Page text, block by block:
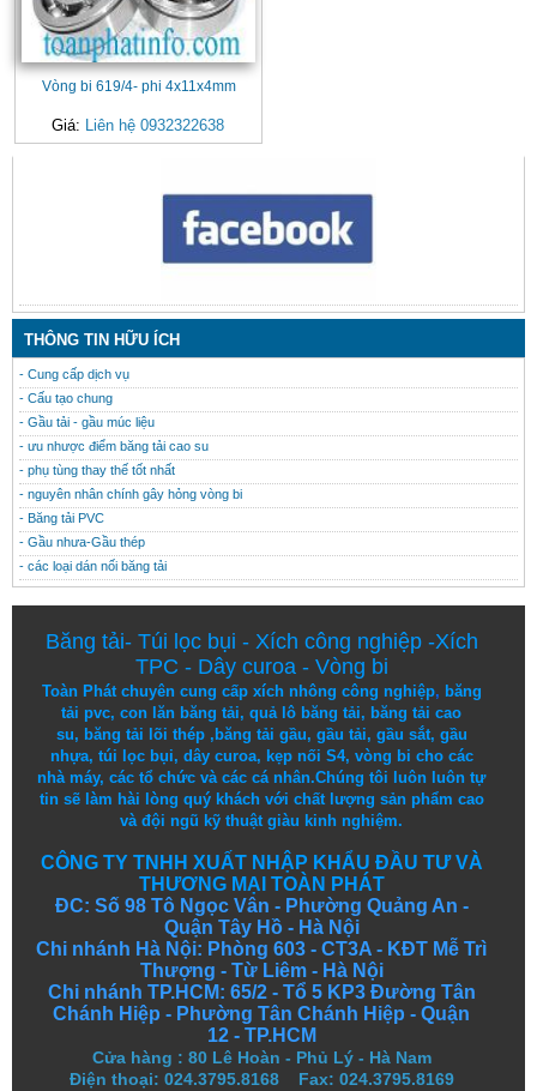
Vòng bi 619/4- phi 4x11x4mm
Giá: Liên hệ 0932322638
THÔNG TIN HỮU ÍCH
- Cung cấp dịch vụ
- Cấu tạo chung
- Gầu tải - gầu múc liệu
- ưu nhược điểm băng tải cao su
- phụ tùng thay thế tốt nhất
- nguyên nhân chính gây hỏng vòng bi
- Băng tải PVC
- Gầu nhưa-Gầu thép
- các loại dán nối băng tải
Băng tải- Túi lọc bụi - Xích công nghiệp-Xích
TPC - Dây curoa- Vòng bi
Toàn Phát chuyên cung cấp xích nhông công nghiệp, băng
tải pvc,con lăn băng tải,quả lô băng tải, băng tải cao
su, băng tải lõi thép, băng tải gầu, gầu tải, gầu sắt, gầu
nhựa, túi lọc bụi, dây curoa, kẹp nối S4, vòng bi cho các
nhà máy, các tổ chức và các cá nhân.Chúng tôi luôn luôn tự
tin sẽ làm hài lòng quý khách với chất lượng sảnphẩm cao
vàđội ngũ kỹ thuậtgiàu kinh nghiệm.
CÔNG TY TNHH XUẤT NHẬP KHẨU ĐẦU TƯ VÀ
THƯƠNG MẠI TOÀN PHÁT
ĐC: Số 98 Tô Ngọc Vân - Phường Quảng An -
Quận Tây Hồ - Hà Nội
Chi nhánh Hà Nội: Phòng 603 - CT3A - KĐT Mễ Trì
Thượng - Từ Liêm - Hà Nội
Chi nhánh TP.HCM: 65/2 - Tổ 5 KP3 Đường Tân
Chánh Hiệp - Phường Tân Chánh Hiệp - Quận
12 - TP.HCM
Cửa hàng : 80 Lê Hoàn - Phủ Lý - Hà Nam
Điện thoại: 024.3795.8168 Fax: 024.3795.8169